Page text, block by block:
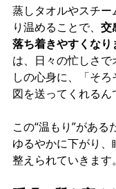
蒸しタオルやスチ
り温めることで、 交
落ち着きやすくなり
は、日々の忙しさ
しの心身に、「そ
図を送ってくれるん
この“温もり”があ
ゆるやかに下がり、
整えられていきます。